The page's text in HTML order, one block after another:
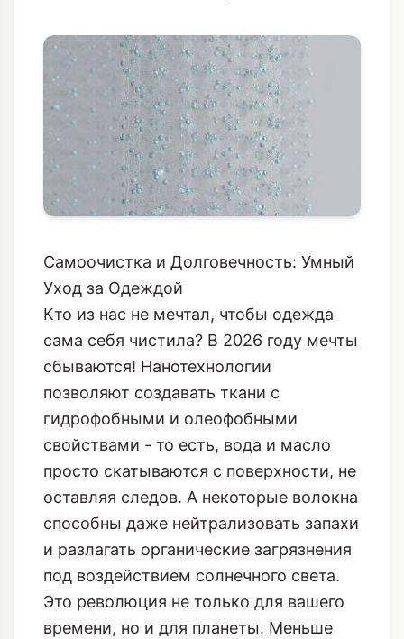
Самоочистка и Долговечность: Умный
Уход за Одеждой
Кто из нас не мечтал, чтобы одежда
сама себя чистила? В 2026 году мечты
сбываются! Нанотехнологии
позволяют создавать ткани с
гидрофобными и олеофобными
свойствами - то есть, вода и масло
просто скатываются с поверхности, не
оставляя следов. А некоторые волокна
способны даже нейтрализовать запахи
и разлагать органические загрязнения
под воздействием солнечного света.
Это революция не только для вашего
времени, но и для планеты. Меньше